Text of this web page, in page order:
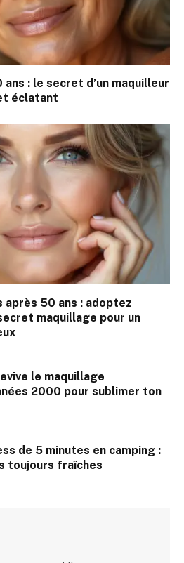
: le secret d’un maquilleur
éclatant
après 50 ans : adoptez
maquillage pour un
le maquillage
2000 pour sublimer ton
de 5 minutes en camping :
toujours fraîches